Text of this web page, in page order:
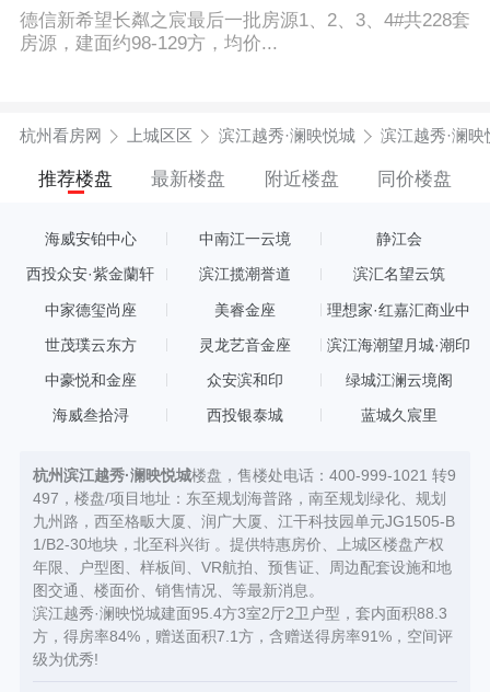
德信新希望长粼之宸最后一批房源1、2、3、4#共228套
房源，建面约98-129方，均价...
杭州看房网 上城区区 滨江越秀·澜映悦城 滨江越秀·澜
推荐楼盘 最新楼盘 附近楼盘 同价楼盘
海威安铂中心 中南江一云境 静江会
西投众安·紫金蘭轩 滨江揽潮誉道 滨汇名望云筑
中家德玺尚座 美睿金座
理想家·红嘉汇商业中
世茂璞云东方 灵龙艺音金座 滨江海潮望月城·潮印
中豪悦和金座 众安滨和印 绿城江澜云境阁
海威叁拾浔 西投银泰城 蓝城久宸里
杭州滨江越秀·澜映悦城楼盘，售楼处电话：400-999-1021 转9
497，楼盘/项目地址：东至规划海普路，南至规划绿化、规划
九州路，西至格畈大厦、润广大厦、江干科技园单元JG1505-B
1/B2-30地块，北至科兴街 。提供特惠房价、上城区楼盘产权
年限、户型图、样板间、VR航拍、预售证、周边配套设施和地
图交通、楼面价、销售情况、等最新消息。
滨江越秀·澜映悦城建面95.4方3室2厅2卫户型，套内面积88.3
方，得房率84%，赠送面积7.1方，含赠送得房率91%，空间评
级为优秀!